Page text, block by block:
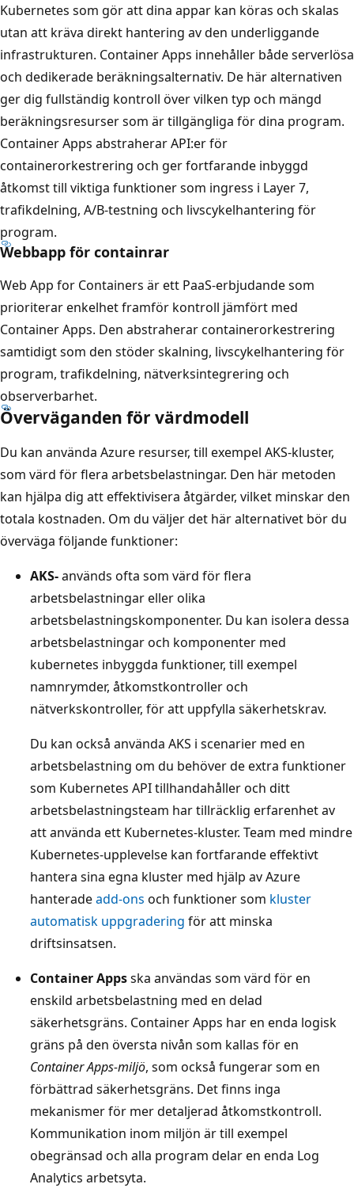
Kubernetes som gör att dina appar kan köras och skalas
utan att kräva direkt hantering av den underliggande
infrastrukturen. Container Apps innehåller både serverlösa
och dedikerade beräkningsalternativ. De här alternativen
ger dig fullständig kontroll över vilken typ och mängd
beräkningsresurser som är tillgängliga för dina program.
Container Apps abstraherar API:er för
containerorkestrering och ger fortfarande inbyggd
åtkomst till viktiga funktioner som ingress i Layer 7,
trafikdelning, A/B-testning och livscykelhantering för
program.
Webbapp för containrar
Web App for Containers är ett PaaS-erbjudande som
prioriterar enkelhet framför kontroll jämfört med
Container Apps. Den abstraherar containerorkestrering
samtidigt som den stöder skalning, livscykelhantering för
program, trafikdelning, nätverksintegrering och
observerbarhet.
Överväganden för värdmodell
Du kan använda Azure resurser, till exempel AKS-kluster,
som värd för flera arbetsbelastningar. Den här metoden
kan hjälpa dig att effektivisera åtgärder, vilket minskar den
totala kostnaden. Om du väljer det här alternativet bör du
överväga följande funktioner:
AKS-används ofta som värd för flera
arbetsbelastningar eller olika
arbetsbelastningskomponenter. Du kan isolera dessa
arbetsbelastningar och komponenter med
kubernetes inbyggda funktioner, till exempel
namnrymder, åtkomstkontroller och
nätverkskontroller, för att uppfylla säkerhetskrav.
Du kan också använda AKS i scenarier med en
arbetsbelastning om du behöver de extra funktioner
som Kubernetes API tillhandahåller och ditt
arbetsbelastningsteam har tillräcklig erfarenhet av
att använda ett Kubernetes-kluster. Team med mindre
Kubernetes-upplevelse kan fortfarande effektivt
hantera sina egna kluster med hjälp av Azure
hanteradeadd-ons och funktioner som kluster
automatisk uppgradering för att minska
driftsinsatsen.
Container Appsska användas som värd för en
enskild arbetsbelastning med en delad
säkerhetsgräns. Container Apps har en enda logisk
gräns på den översta nivån som kallas för en
Container Apps-miljö, som också fungerar som en
förbättrad säkerhetsgräns. Det finns inga
mekanismer för mer detaljerad åtkomstkontroll.
Kommunikation inom miljön är till exempel
obegränsad och alla program delar en enda Log
Analytics arbetsyta.